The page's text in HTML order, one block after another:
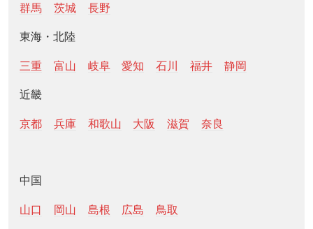
群馬
茨城 長野
東海・北陸
三重 富山 岐阜 愛知 石川 福井 静岡
近畿
京都 兵庫 和歌山 大阪 滋賀 奈良
中国
山口 岡山 島根 広島 鳥取